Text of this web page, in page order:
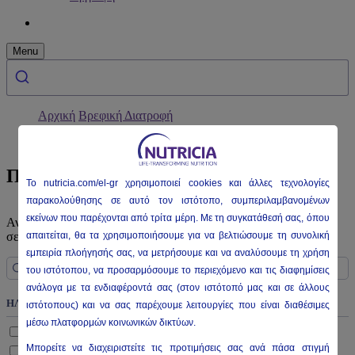
To nutricia.com/el-grχρησιμοποιεί cookiesκαι άλλες τεχνολογίες
παρακολούθησης σε αυτό τον ιστότοπο, συμπεριλαμβανομένων
εκείνων που παρέχονται από τρίτα μέρη. Με τη συγκατάθεσή σας, όπου
απαιτείται, θα τα χρησιμοποιήσουμε για να βελτιώσουμε τη συνολική
εμπειρία πλοήγησής σας, να μετρήσουμε και να αναλύσουμε τη χρήση
του ιστότοπου, να προσαρμόσουμε το περιεχόμενο και τις διαφημίσεις
ανάλογα με τα ενδιαφέροντά σας (στον ιστότοπό μας και σε άλλους
ιστότοπους) και να σας παρέχουμε λειτουργίες που είναι διαθέσιμες
μέσω πλατφορμών κοινωνικών δικτύων.
Μπορείτε να διαχειριστείτε τις προτιμήσεις σας ανά πάσα στιγμή
Menu
Αρχική Βρεφική Διατροφή
ΒΡΕΦΙΚΗ & ΠΑΙΔΙΚΗ ΔΙΑΤΡΟΦΗ
Προϊόντα
Ανακαλύψτε τα προϊόντα βρεφικής και παιδικής διατροφής της
σειράς Nutricia, Almiron, Milupa και Neocate!
ΗΛΙΚΊΑ
6-12 μηνών